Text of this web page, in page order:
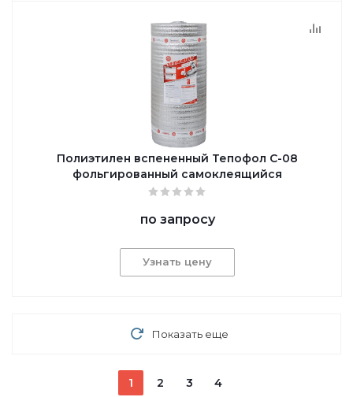
Полиэтилен вспененный Тепофол С-08
фольгированный самоклеящийся
по запросу
Узнать цену
Показать еще
1 2 3 4